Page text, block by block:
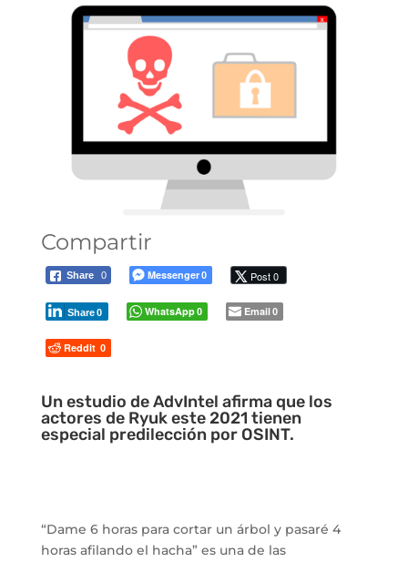
Compartir
Share 0 Messenger0 Post 0
Share0 WhatsApp0 Email0
Reddit 0
Un estudio de AdvIntel afirma que los
actores de Ryuk este 2021 tienen
especial predilección por OSINT.
“Dame 6 horas para cortar un árbol y pasaré 4
horas afilando el hacha” es una de las